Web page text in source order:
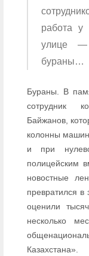
работа
улице —
бураны…
Бураны. В
сотрудник
Байжанов,
колонны
и при
полицейским
новостные
превратился в
оценили
несколько
Казахстана».